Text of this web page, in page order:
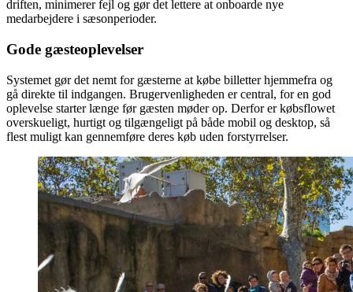
driften, minimerer fejl og gør det lettere at onboarde nye
medarbejdere i sæsonperioder.
Gode gæsteoplevelser
Systemet gør det nemt for gæsterne at købe billetter hjemmefra og
gå direkte til indgangen. Brugervenligheden er central, for en god
oplevelse starter længe før gæsten møder op. Derfor er købsflowet
overskueligt, hurtigt og tilgængeligt på både mobil og desktop, så
flest muligt kan gennemføre deres køb uden forstyrrelser.